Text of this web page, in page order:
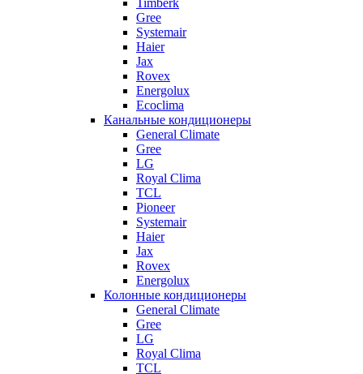
Timberk
Gree
Systemair
Haier
Jax
Rovex
Energolux
Ecoclima
Канальные кондиционеры
General Climate
Gree
LG
Royal Clima
TCL
Pioneer
Systemair
Haier
Jax
Rovex
Energolux
Колонные кондиционеры
General Climate
Gree
LG
Royal Clima
TCL